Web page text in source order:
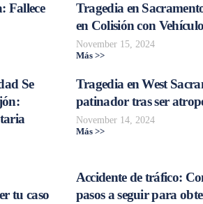
Fallece
Tragedia en
en Colisión con Vehículo
November 15, 2024
Más >>
Se
Tragedia en West
patinador tras ser
November 14, 2024
Más >>
tu caso
Accidente de tráfico:
pasos a seguir para